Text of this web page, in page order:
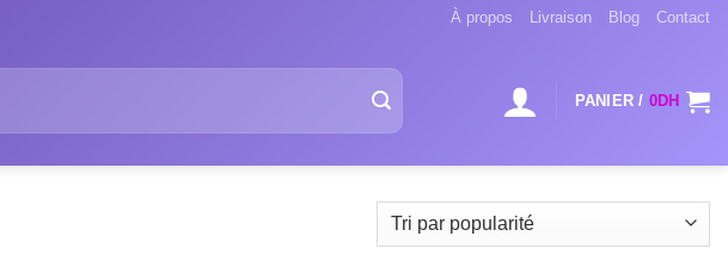
À propos Livraison Blog Contact
PANIER / 0DH